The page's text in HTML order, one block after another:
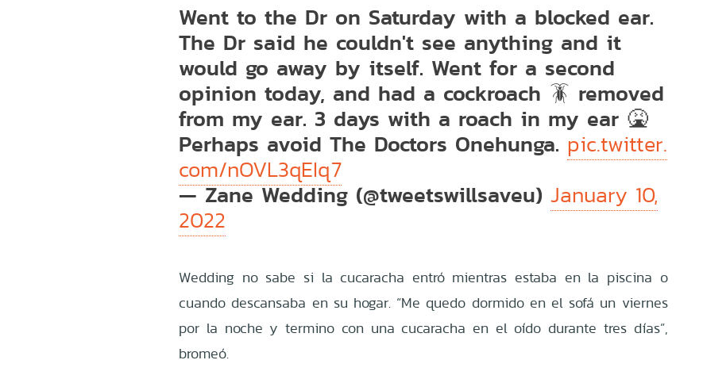
Went to the Dr on Saturday with a blocked ear.
The Dr said he couldn't see anything and it
would go away by itself. Went for a second
opinion today, and had a cockroach 🪳 removed
from my ear. 3 days with a roach in my ear 🤮
Perhaps avoid The Doctors Onehunga. pic.twitter.
com/nOVL3qEIq7
— Zane Wedding (@tweetswillsaveu)January 10,
2022
Wedding no sabe si la cucaracha entró mientras estaba en la piscina o
cuando descansaba en su hogar. “Me quedo dormido en el sofá un viernes
por la noche y termino con una cucaracha en el oído durante tres días”,
bromeó.